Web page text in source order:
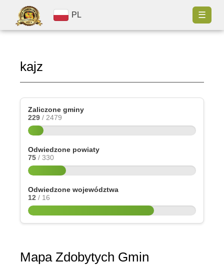
PL ☰
kajz
Zaliczone gminy
229 / 2479
Odwiedzone powiaty
75 / 330
Odwiedzone województwa
12 / 16
Mapa Zdobytych Gmin